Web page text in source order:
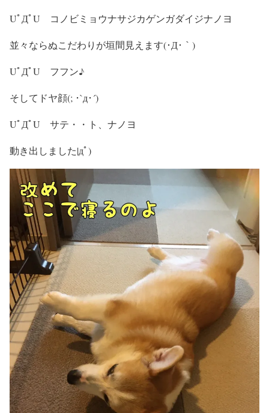
UﾟДﾟU コノビミョウナサジカゲンガダイジナノヨ
並々ならぬこだわりが垣間見えます(･Д･｀)
UﾟДﾟU フフン♪
そしてドヤ顔(; ･`д･´)
UﾟДﾟU サテ・・ト、ナノヨ
動き出しました|дﾟ)